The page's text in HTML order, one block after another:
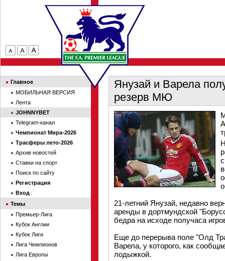
Янузай и Варела
резерв МЮ
21-летний Янузай, недавно
аренды в дортмундской
бедра на исходе получаса
Еще до перерыва поле "Олд
Варела, у которого, как
лодыжкой.
Главное
МОБИЛЬНАЯ ВЕРСИЯ
Лента
JOHNNYBET
Telegram-канал
Чемпионат Мира-2026
Трасферы лето-2026
Архив новостей
Ставки на спорт
Поиск по сайту
Регистрация
Вход
Темы
Премьер-Лига
Кубок Англии
Кубок Лиги
Лига Чемпионов
Лига Европы